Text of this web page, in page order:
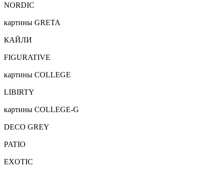
NORDIC
картины GRETA
КАЙЛИ
FIGURATIVE
картины COLLEGE
LIBIRTY
картины COLLEGE-G
DECO GREY
PATIO
EXOTIC